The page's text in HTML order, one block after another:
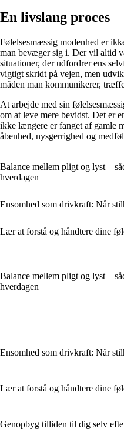
En livslang proces
Følelsesmæssig modenhed er
man bevæger sig i. Der vil altid
situationer, der udfordrer ens
vigtigt skridt på vejen, men
måden man kommunikerer,
At arbejde med sin
om at leve mere bevidst. Det er
ikke længere er fanget af gamle
åbenhed, nysgerrighed og
Balance mellem pligt og lyst –
hverdagen
Ensomhed som drivkraft: Når
Lær at forstå og håndtere dine
Balance mellem pligt og lyst –
hverdagen
Ensomhed som drivkraft: Når
Lær at forstå og håndtere dine
Genopbyg tilliden til dig selv